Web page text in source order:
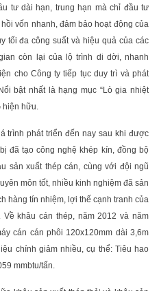
tư dài hạn, trung hạn mà chỉ đầu tư
vốn nhanh, đảm bảo hoạt động của
tối đa công suất và hiệu quả của các
còn lại của lộ trình di dời, nhanh
cho Công ty tiếp tục duy trì và phát
bật nhất là hạng mục “Lò gia nhiệt
hữu.
trình phát triển đến nay sau khi được
đã tạo công nghệ khép kín, đồng bộ
sản xuất thép cán, cùng với đội ngũ
môn tốt, nhiều kinh nghiệm đã sản
hàng tín nhiệm, lợi thế cạnh tranh của
khâu cán thép, năm 2012 và năm
cán cán phôi 120x120mm dài 3,6m
chính giảm nhiều, cụ thể: Tiêu hao
mmbtu/tấn.